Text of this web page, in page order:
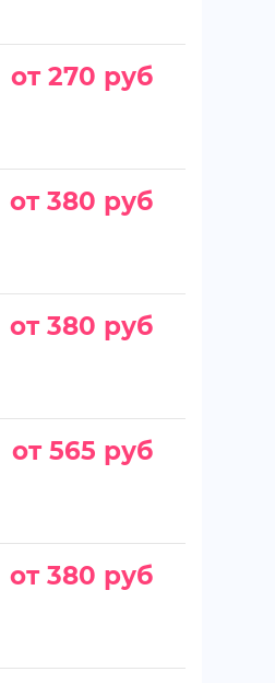
от 270 руб
от 380 руб
от 380 руб
от 565 руб
от 380 руб